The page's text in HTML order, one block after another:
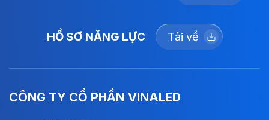
HỒ SƠ NĂNG LỰC Tải về
CÔNG TY CỔ PHẦN VINALED